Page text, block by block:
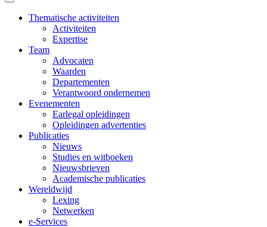
Thematische activiteiten
Activiteiten
Expertise
Team
Advocaten
Waarden
Departementen
Verantwoord ondernemen
Evenementen
Earlegal opleidingen
Opleidingen advertenties
Publicaties
Nieuws
Studies en witboeken
Nieuwsbrieven
Academische publicaties
Wereldwijd
Lexing
Netwerken
e-Services